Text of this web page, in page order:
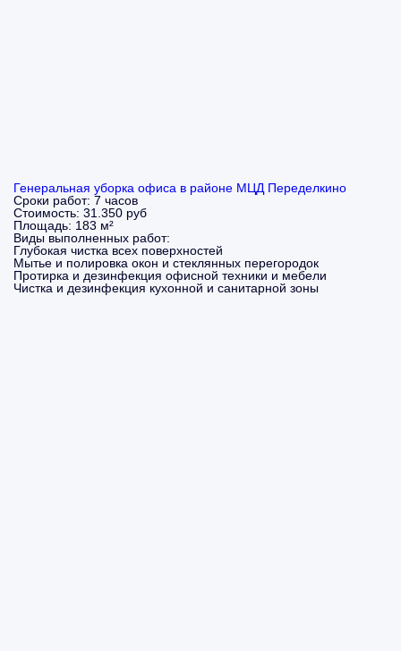
Генеральная уборка офиса в районе МЦД Переделкино
Сроки работ: 7 часов
Стоимость: 31.350 руб
Площадь: 183 м²
Виды выполненных работ:
Глубокая чистка всех поверхностей
Мытье и полировка окон и стеклянных перегородок
Протирка и дезинфекция офисной техники и мебели
Чистка и дезинфекция кухонной и санитарной зоны